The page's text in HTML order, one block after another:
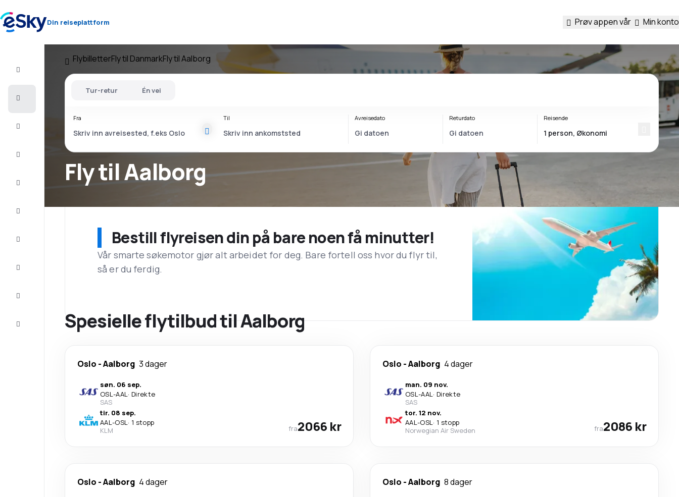
Din reiseplattform Prøv appen vår Min konto
FlybilletterFly til DanmarkFly til Aalborg
Fly til Aalborg
Tur-retur Én vei
Fra Til Avreisedato Returdato Reisende
Bestill flyreisen din på bare noen få minutter!
Vår smarte søkemotor gjør alt arbeidet for deg. Bare fortell oss hvor du flyr til,
så er du ferdig.
Spesielle flytilbud til Aalborg
Oslo -Aalborg 3 dager
søn. 06 sep.
OSL-AAL· Direkte
SAS
tir. 08 sep.
AAL-OSL· 1 stopp
KLM
fra2066 kr
Oslo -Aalborg 4 dager
man. 09 nov.
OSL-AAL· Direkte
SAS
tor. 12 nov.
AAL-OSL· 1 stopp
Norwegian Air Sweden
fra2086 kr
Oslo -Aalborg 4 dager Oslo -Aalborg 8 dager